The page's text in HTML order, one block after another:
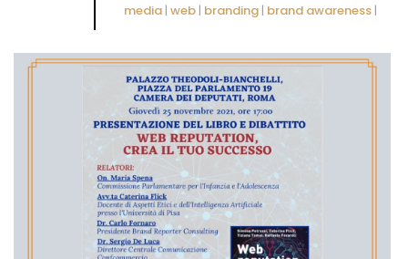
media | web | branding | brand awareness |